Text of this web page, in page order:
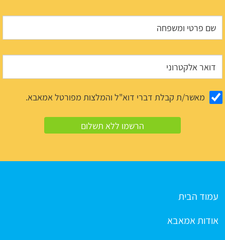
מאשר/ת קבלת דברי דוא"ל והמלצות מפורטל אמאבא.
עמוד הבית
אודות אמאבא